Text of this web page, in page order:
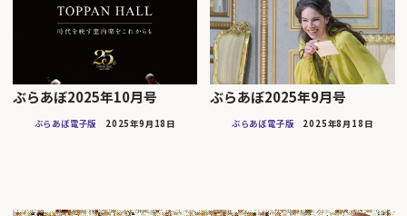
ぶらあぼ2025年10月号
ぶらあぼ電子版 2025年9月18日
ぶらあぼ2025年9月号
ぶらあぼ電子版 2025年8月18日